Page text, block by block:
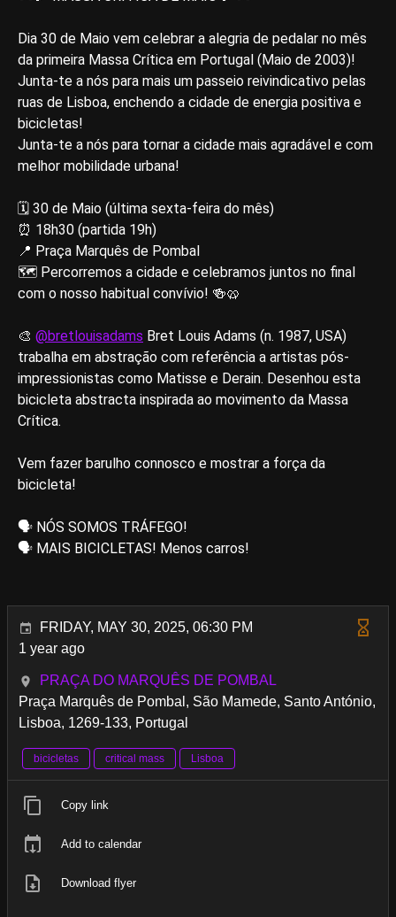
Dia 30 de Maio vem celebrar a alegria de pedalar no mês
da primeira Massa Crítica em Portugal (Maio de 2003)!
Junta-te a nós para mais um passeio reivindicativo pelas
ruas de Lisboa, enchendo a cidade de energia positiva e
bicicletas!
Junta-te a nós para tornar a cidade mais agradável e com
melhor mobilidade urbana!
🗓 30 de Maio (última sexta-feira do mês)
⏰ 18h30 (partida 19h)
📍 Praça Marquês de Pombal
🗺 Percorremos a cidade e celebramos juntos no final
com o nosso habitual convívio! 🍻🥨
🎨 @bretlouisadams Bret Louis Adams (n. 1987, USA)
trabalha em abstração com referência a artistas pós-
impressionistas como Matisse e Derain. Desenhou esta
bicicleta abstracta inspirada ao movimento da Massa
Crítica.
Vem fazer barulho connosco e mostrar a força da
bicicleta!
🗣️ NÓS SOMOS TRÁFEGO!
🗣️ MAIS BICICLETAS! Menos carros!
FRIDAY, MAY 30, 2025, 06:30 PM
1 year ago
PRAÇA DO MARQUÊS DE POMBAL
Praça Marquês de Pombal, São Mamede, Santo António,
Lisboa, 1269-133, Portugal
bicicletas critical mass Lisboa
Copy link
Add to calendar
Download flyer